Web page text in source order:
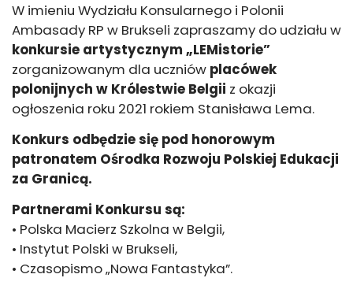
W imieniu Wydziału Konsularnego i Polonii
Ambasady RP w Brukseli zapraszamy do udziału w
konkursie artystycznym „LEMistorie”
zorganizowanym dla uczniów placówek
polonijnych w Królestwie Belgii z okazji
ogłoszenia roku 2021 rokiem Stanisława Lema.
Konkurs odbędzie się pod honorowym
patronatem Ośrodka Rozwoju Polskiej Edukacji
za Granicą.
Partnerami Konkursu są:
• Polska Macierz Szkolna w Belgii,
• Instytut Polski w Brukseli,
• Czasopismo „Nowa Fantastyka”.